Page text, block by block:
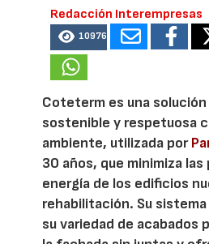
Redacción Interempresas
10976
Coteterm es una
sostenible y respetuosa
ambiente, utilizada por
30 años, que minimiza las
energía de los edificios
rehabilitación. Su
su variedad de acabados